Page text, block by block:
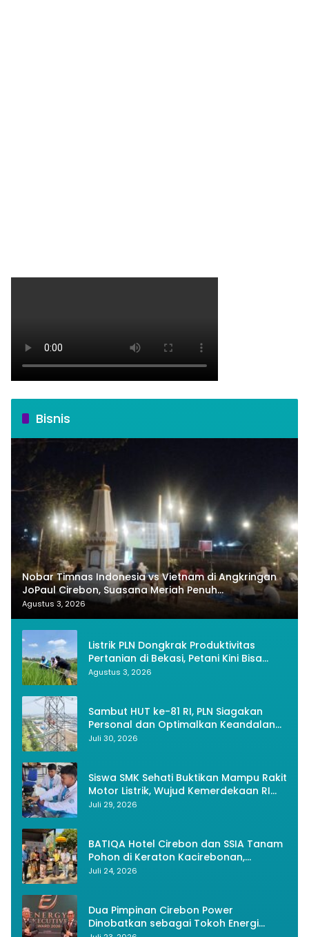
Bisnis
Nobar Timnas Indonesia vs Vietnam di Angkringan
JoPaul Cirebon, Suasana Meriah Penuh
Nasionalisme
Agustus 3, 2026
Listrik PLN Dongkrak Produktivitas
Pertanian di Bekasi, Petani Kini Bisa
Panen Tiga Kali Setahun
Agustus 3, 2026
Sambut HUT ke-81 RI, PLN Siagakan
Personal dan Optimalkan Keandalan
Instalasi Transmisi
Juli 30, 2026
Siswa SMK Sehati Buktikan Mampu Rakit
Motor Listrik, Wujud Kemerdekaan RI
Melalui Inovasi dan Kemandirian
Juli 29, 2026
BATIQA Hotel Cirebon dan SSIA Tanam
Pohon di Keraton Kacirebonan,
Lestarikan Budaya dan Lingkungan
Juli 24, 2026
Dua Pimpinan Cirebon Power
Dinobatkan sebagai Tokoh Energi